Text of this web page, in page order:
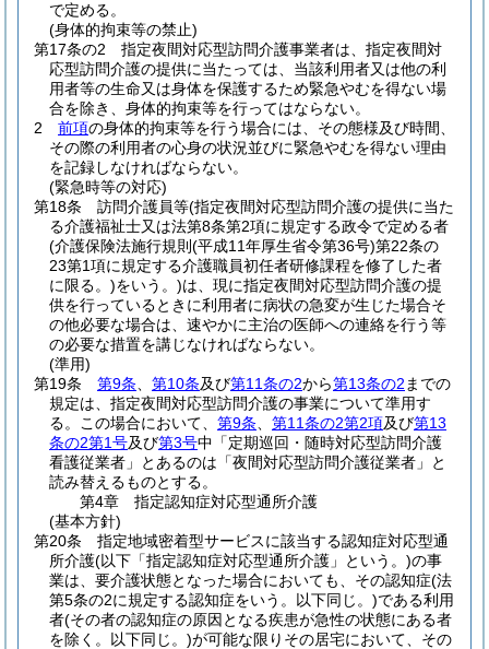
で定める。
(身体的拘束等の禁止)
第17条の2
指定夜間対応型訪問介護事業者は、指定夜間対
応型訪問介護の提供に当たっては、当該利用者又は他の利
用者等の生命又は身体を保護するため緊急やむを得ない場
合を除き、身体的拘束等を行ってはならない。
2
前項の身体的拘束等を行う場合には、その態様及び時間、
その際の利用者の心身の状況並びに緊急やむを得ない理由
を記録しなければならない。
(緊急時等の対応)
第18条
訪問介護員等(指定夜間対応型訪問介護の提供に当た
る介護福祉士又は法第8条第2項に規定する政令で定める者
(介護保険法施行規則 (平成11年厚生省令第36号)第22条の
23第1項に規定する介護職員初任者研修課程を修了した者
に限る。)をいう。)は、現に指定夜間対応型訪問介護の提
供を行っているときに利用者に病状の急変が生じた場合そ
の他必要な場合は、速やかに主治の医師への連絡を行う等
の必要な措置を講じなければならない。
(準用)
第19条
第9条 第10条及び第11条の2から第13条の2 までの
規定は、指定夜間対応型訪問介護の事業について準用す
る。
この場合において、 第9条 第11条の2第2項及び第13
条の2第1号及び第3号中「定期巡回・随時対応型訪問介護
看護従業者」とあるのは「夜間対応型訪問介護従業者」と
読み替えるものとする。
第4章
指定認知症対応型通所介護
(基本方針)
第20条
指定地域密着型サービスに該当する認知症対応型通
所介護(以下「指定認知症対応型通所介護」という。)の事
業は、要介護状態となった場合においても、その認知症(法
第5条の2に規定する認知症をいう。以下同じ。)である利用
者(その者の認知症の原因となる疾患が急性の状態にある者
を除く。以下同じ。)が可能な限りその居宅において、その